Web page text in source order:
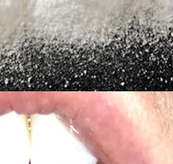
ನಿಂಬೆ ರಸ ಬೆರೆಸಿ